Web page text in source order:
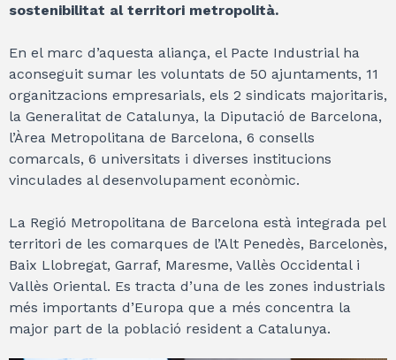
sostenibilitat al territori metropolità.
En el marc d’aquesta aliança, el Pacte Industrial ha
aconseguit sumar les voluntats de 50 ajuntaments, 11
organitzacions empresarials, els 2 sindicats majoritaris,
la Generalitat de Catalunya, la Diputació de Barcelona,
l’Àrea Metropolitana de Barcelona, 6 consells
comarcals, 6 universitats i diverses institucions
vinculades al desenvolupament econòmic.
La Regió Metropolitana de Barcelona està integrada pel
territori de les comarques de l’Alt Penedès, Barcelonès,
Baix Llobregat, Garraf, Maresme, Vallès Occidental i
Vallès Oriental. Es tracta d’una de les zones industrials
més importants d’Europa que a més concentra la
major part de la població resident a Catalunya.